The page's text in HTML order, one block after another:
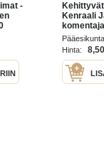
-
Kenraali
Hinta: